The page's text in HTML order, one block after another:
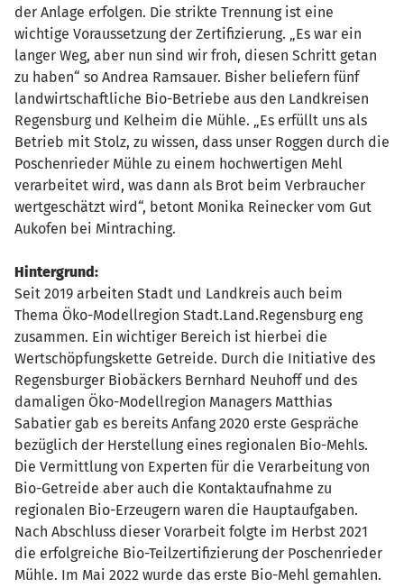
der Anlage erfolgen. Die strikte Trennung ist eine
wichtige Voraussetzung der Zertifizierung. „Es war ein
langer Weg, aber nun sind wir froh, diesen Schritt getan
zu haben“ so Andrea Ramsauer. Bisher beliefern fünf
landwirtschaftliche Bio-Betriebe aus den Landkreisen
Regensburg und Kelheim die Mühle. „Es erfüllt uns als
Betrieb mit Stolz, zu wissen, dass unser Roggen durch die
Poschenrieder Mühle zu einem hochwertigen Mehl
verarbeitet wird, was dann als Brot beim Verbraucher
wertgeschätzt wird“, betont Monika Reinecker vom Gut
Aukofen bei Mintraching.
Hintergrund:
Seit 2019 arbeiten Stadt und Landkreis auch beim
Thema Öko-Modellregion Stadt.Land.Regensburg eng
zusammen. Ein wichtiger Bereich ist hierbei die
Wertschöpfungskette Getreide. Durch die Initiative des
Regensburger Biobäckers Bernhard Neuhoff und des
damaligen Öko-Modellregion Managers Matthias
Sabatier gab es bereits Anfang 2020 erste Gespräche
bezüglich der Herstellung eines regionalen Bio-Mehls.
Die Vermittlung von Experten für die Verarbeitung von
Bio-Getreide aber auch die Kontaktaufnahme zu
regionalen Bio-Erzeugern waren die Hauptaufgaben.
Nach Abschluss dieser Vorarbeit folgte im Herbst 2021
die erfolgreiche Bio-Teilzertifizierung der Poschenrieder
Mühle. Im Mai 2022 wurde das erste Bio-Mehl gemahlen.